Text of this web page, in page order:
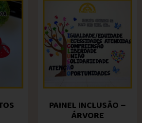
PAINEL INCLUSÃO –
ÁRVORE